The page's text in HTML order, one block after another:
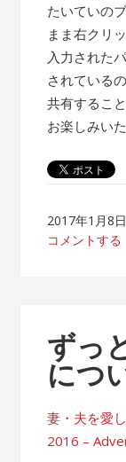
たいていの
まま右クリ
入力された
されている
共有するこ
お楽しみい
2017年1月8日
コメントする
ずっ
につ
妻・夫を愛
2016 –